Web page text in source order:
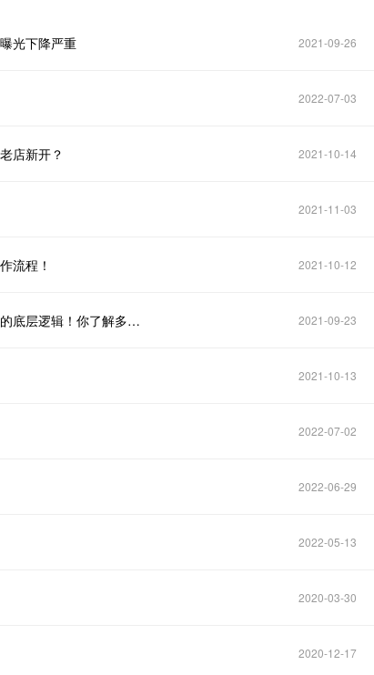
光下降严重 2021-09-26
2022-07-03
店新开？ 2021-10-14
2021-11-03
流程！ 2021-10-12
梓熙讲外卖：老店盘活、聊聊为什么需要做补单？运营的底层逻辑！你了解多少？ 2021-09-23
2021-10-13
2022-07-02
2022-06-29
2022-05-13
2020-03-30
2020-12-17